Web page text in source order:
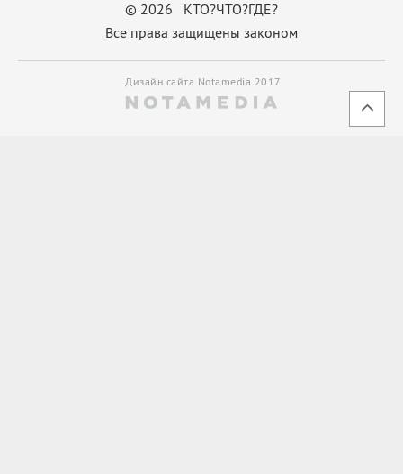
© 2026 КТО?ЧТО?ГДЕ?
Все права защищены законом
Дизайн сайта Notamedia 2017